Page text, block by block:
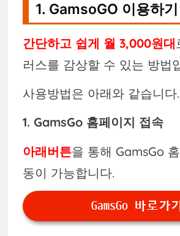
1. GamsoGO 이용하기
간단하고 쉽게 월 3,000원대
러스를 감상할 수 있는 방법
사용방법은 아래와 같습니다.
1. GamsGo 홈페이지 접속
아래버튼을 통해 GamsGo
동이 가능합니다.
GamsGo 바로가기